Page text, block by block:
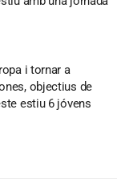
i tornar a
objectius de
estiu 6 jóvens